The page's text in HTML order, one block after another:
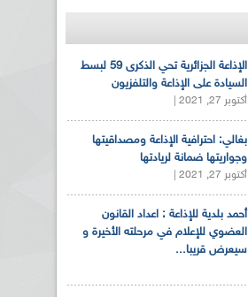
الإذاعة الجزائرية تحي الذكرى 59 لبسط
السيادة على الإذاعة والتلفزيون
أكتوبر 27, 2021 |
بغالي: احترافية الإذاعة ومصداقيتها
وجواريتها ضمانة لريادتها
أكتوبر 27, 2021 |
أحمد بلدية للإذاعة : اعداد القانون
العضوي للإعلام في مرحلته الأخيرة و
سيعرض قريبا...